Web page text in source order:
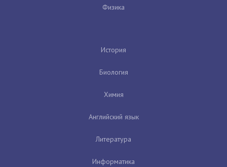
Физика
История
Биология
Химия
Английский язык
Литература
Информатика